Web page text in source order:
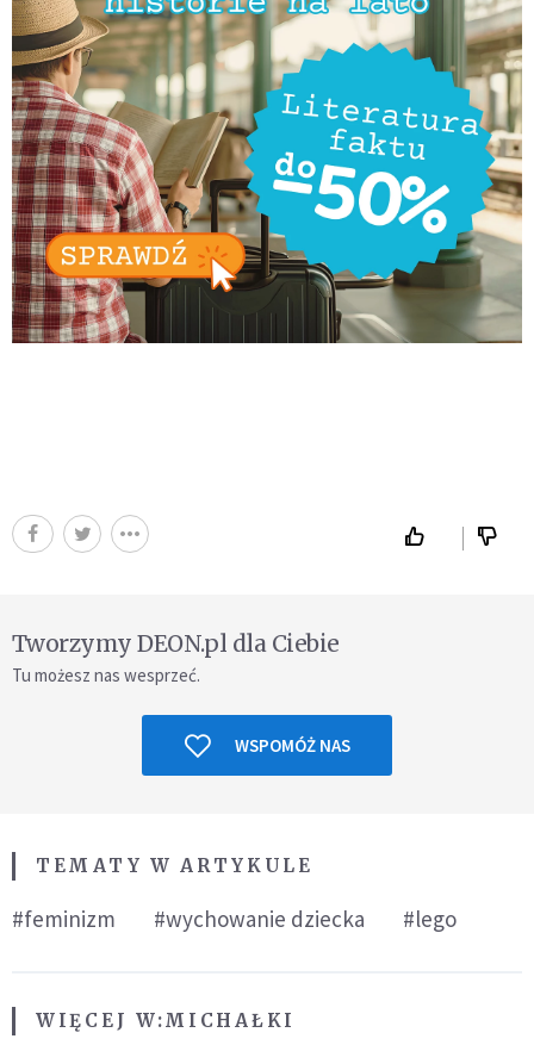
Tworzymy DEON.pl dla Ciebie
Tu możesz nas wesprzeć.
WSPOMÓŻ NAS
TEMATY W ARTYKULE
#feminizm #wychowanie dziecka #lego
WIĘCEJ W:MICHAŁKI